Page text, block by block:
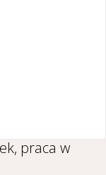
praca w